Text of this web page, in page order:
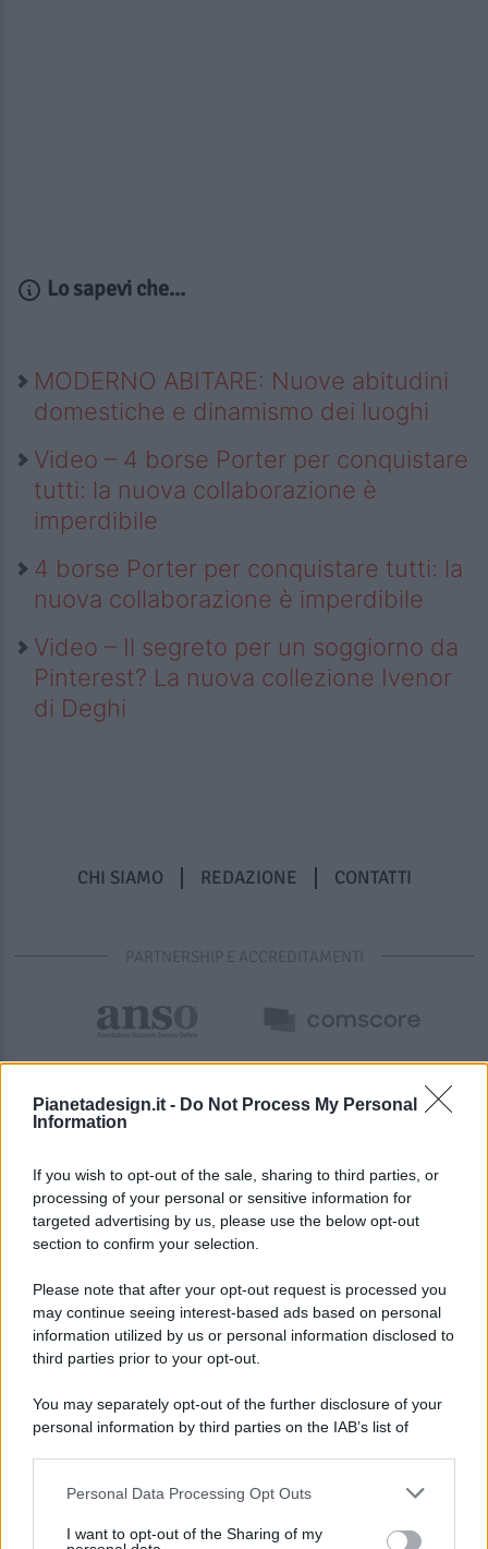
Pianetadesign.it - Do Not Process My Personal
Information
If you wish to opt-out of the sale, sharing to third parties, or
processing of your personal or sensitive information for
targeted advertising by us, please use the below opt-out
section to confirm your selection.
Please note that after your opt-out request is processed you
may continue seeing interest-based ads based on personal
information utilized by us or personal information disclosed to
third parties prior to your opt-out.
You may separately opt-out of the further disclosure of your
personal information by third parties on the IAB’s list of
This information may also be disclosed by us to third parties
disclose it to other third parties.
Personal Data Processing Opt Outs
I want to opt-out of the Sharing of my
Lo sapevi che...
MODERNO ABITARE: Nuove abitudini
domestiche e dinamismo dei luoghi
Video – 4 borse Porter per conquistare
tutti: la nuova collaborazione è
imperdibile
4 borse Porter per conquistare tutti: la
nuova collaborazione è imperdibile
Video – Il segreto per un soggiorno da
Pinterest? La nuova collezione Ivenor
di Deghi
CHI SIAMO REDAZIONE CONTATTI
PARTNERSHIP E ACCREDITAMENTI
© 2026 - Pianeta Design - P.IVA 04827280654 - Testata
Registrata Al Tribunale Di Nocera Inferiore N. 8/2020 - RG N.
ISCRIZIONE AL ROC N. 35792 – ISCRITTA ALL’ANSO
(ASSOCIAZIONE NAZIONALE STAMPA ONLINE)
PREFERENZE PRIVACY